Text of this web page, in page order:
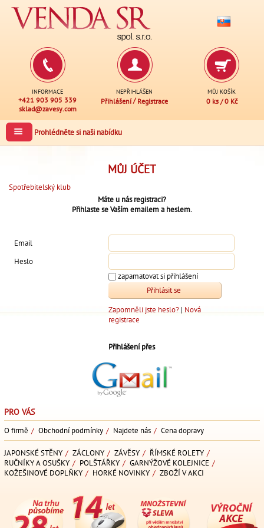
INFORMACE
+421 903 905 339
sklad@zavesy.com
NEPŘIHLÁŠEN
Přihlášení/ Registrace
MŮJ KOŠÍK
0 ks/0 Kč
Prohlédněte si naši nabídku
MŮJ ÚČET
Spotřebitelský klub
Máte u nás registraci?
Přihlaste se Vaším emailem a heslem.
Email
Heslo
zapamatovat si přihlášení
Zapomněli jste heslo? | Nová
registrace
Přihlášení přes
PRO VÁS
O firmě / Obchodní podmínky / Najdete nás / Cena dopravy
JAPONSKÉ STĚNY / ZÁCLONY / ZÁVĚSY / ŘÍMSKÉ ROLETY /
RUČNÍKY A OSUŠKY / POLŠTÁŘKY / GARNÝŽOVÉ KOLEJNICE /
KOŽEŠINOVÉ DOPLŇKY / HORKÉ NOVINKY / ZBOŽÍ V AKCI